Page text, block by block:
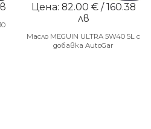
Цена: 82.00 € / 160.38
лв
Масло MEGUIN ULTRA 5W40 5L с
добавка AutoGar